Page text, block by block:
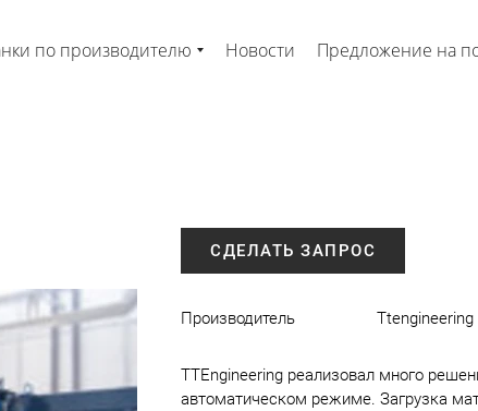
по производителю Новости Предложение на
СДЕЛАТЬ ЗАПРОС
Производитель Ttengineering
TTEngineering реализовал много
автоматическом режиме. Загрузка